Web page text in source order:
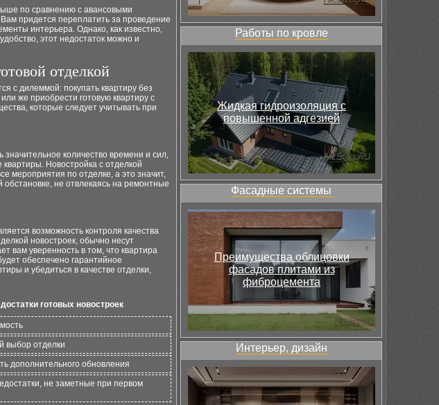
по сравнению с авансовыми
придется переплатить за проведение
интерьера. Однако, как известно,
этот недостаток можно и
отделкой
с дилеммой: покупать квартиру без
же приобрести готовую квартиру с
которые следует учитывать при
значительное количество времени и сил,
Новостройка с отделкой
мероприятия по отделке, а это значит,
не отвлекаясь на ремонтные
возможность контроля качества
новостроек, обычно несут
вам уверенность в том, что квартира
обеспечено гарантийное
и убедиться в качестве отделки,
готовых новостроек
выбор отделки
дополнительного обновления
не заметные при первом
Работы по кровле
Жидкая гидроизоляция с
повышенной адгезией
Фасадные системы
Преимущества облицовки
фасадов плитами из
фиброцемента
Интерьер, дизайн